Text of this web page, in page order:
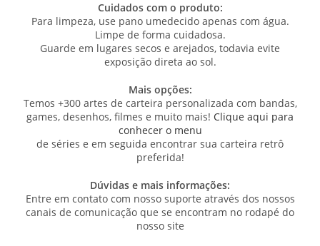
Cuidados com o produto:
Para limpeza, use pano umedecido apenas com água.
Limpe de forma cuidadosa.
Guarde em lugares secos e arejados, todavia evite
exposição direta ao sol.
Mais opções:
Temos +300 artes de carteira personalizada com bandas,
games, desenhos, filmes e muito mais! Clique aqui para
conhecer o menu
de séries e em seguida encontrar sua carteira retrô
preferida!
Dúvidas e mais informações:
Entre em contato com nosso suporte através dos nossos
canais de comunicação que se encontram no rodapé do
nosso site